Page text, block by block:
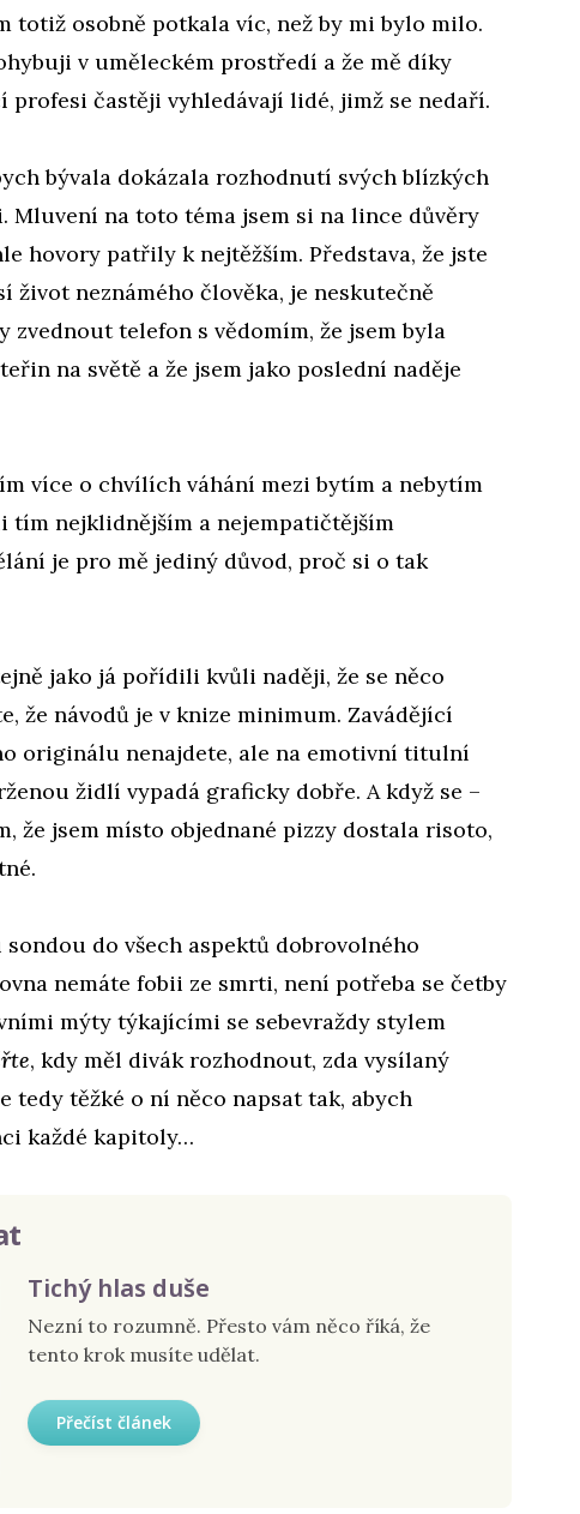
totiž osobně potkala víc, než by mi bylo milo.
v uměleckém prostředí a že mě díky
profesi častěji vyhledávají lidé, jimž se nedaří.
bývala dokázala rozhodnutí svých blízkých
Mluvení na toto téma jsem si na lince důvěry
hovory patřily k nejtěžším. Představa, že jste
život neznámého člověka, je neskutečně
zvednout telefon s vědomím, že jsem byla
na světě a že jsem jako poslední naděje
více o chvílích váhání mezi bytím a nebytím
tím nejklidnějším a nejempatičtějším
je pro mě jediný důvod, proč si o tak
jako já pořídili kvůli naději, že se něco
že návodů je v knize minimum. Zavádějící
originálu nenajdete, ale na emotivní titulní
židlí vypadá graficky dobře. A když se –
že jsem místo objednané pizzy dostala risoto,
do všech aspektů dobrovolného
nemáte fobii ze smrti, není potřeba se četby
mýty týkajícími se sebevraždy stylem
, kdy měl divák rozhodnout, zda vysílaný
tedy těžké o ní něco napsat tak, abych
každé kapitoly…
Tichý hlas duše
Nezní to rozumně. Přesto vám něco říká, že
tento krok musíte udělat.
Přečíst článek